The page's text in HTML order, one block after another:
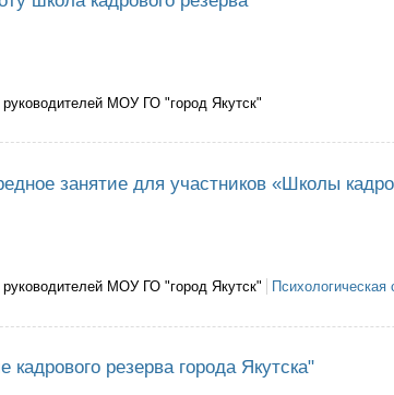
МОУ ГО "город Якутск"
занятие для участников «Школы
руководителей МОУ ГО "город Якутск"
Психологическая
кадрового резерва города Якутска"